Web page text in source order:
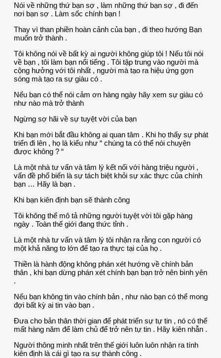
Nói về những thứ bạn sợ , làm những thứ bạn sợ , đi đến
nơi bạn sợ . Làm sốc chính bạn !
Thay vì than phiền hoàn cảnh của bạn , đi theo hướng Bạn
muốn trở thành .
Tôi không nói về bất kỳ ai người không giúp tôi ! Nếu tôi nói
về bạn , tôi làm bạn nổi tiếng . Tôi tập trung vào người mà
cộng hưởng với tôi nhất , người mà tạo ra hiệu ứng gợn
sóng mà tạo ra sự giàu có .
Nếu bạn có thể nói cảm ơn hàng ngày hãy xem sự giàu có
như nào mà trở thành
Ngừng sợ hãi về sự tuyệt vời của bạn
Khi bạn mới bắt đầu không ai quan tâm . Khi họ thấy sự phát
triển đi lên , họ là kiểu như “ chúng ta có thể nói chuyện
được không ? “
Là một nhà tư vấn và tâm lý kết nối với hàng triệu người ,
vấn đề phổ biến là sự tách biệt khỏi sự xác thực của chính
bạn … Hãy là bạn .
Khi bạn kiên định bạn sẽ thành công
Tôi không thể mô tả những người tuyệt vời tôi gặp hàng
ngày . Toàn thế giới đang thức tỉnh .
Là một nhà tư vấn và tâm lý tôi nhận ra rằng con người có
một khả năng to lớn để tạo ra thực tại của họ .
Thiền là hành động không phán xét hướng về chính bản
thân , khi bạn dừng phán xét chính bạn bạn trở nên bình yên
.
Nếu bạn không tin vào chính bản , như nào bạn có thể mong
đợi bất kỳ ai tin vào bạn .
Đưa cho bản thân thời gian để phát triển sự tự tin , nó có thể
mất hàng năm để làm chủ để trở nên tự tin . Hãy kiên nhẫn .
Người thông minh nhất trên thế giới luôn luôn nhận ra tính
kiên định là cái gì tạo ra sự thành công .